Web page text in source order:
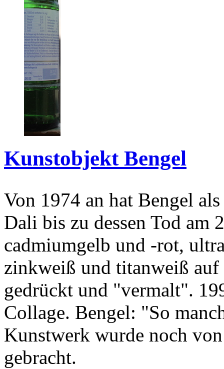
Kunstobjekt Bengel
Von 1974 an hat Bengel
Dali bis zu dessen Tod am
cadmiumgelb und -rot,
zinkweiß und titanweiß
gedrückt und "vermalt".
Collage. Bengel: "So
Kunstwerk wurde noch
gebracht.